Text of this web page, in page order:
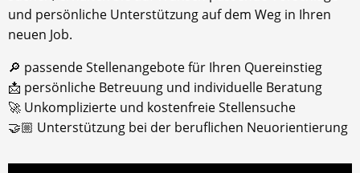
und persönliche Unterstützung auf dem Weg in Ihren
neuen Job.
🔎 passende Stellenangebote für Ihren Quereinstieg
📩 persönliche Betreuung und individuelle Beratung
🚀 Unkomplizierte und kostenfreie Stellensuche
🤝🏼 Unterstützung bei der beruflichen Neuorientierung